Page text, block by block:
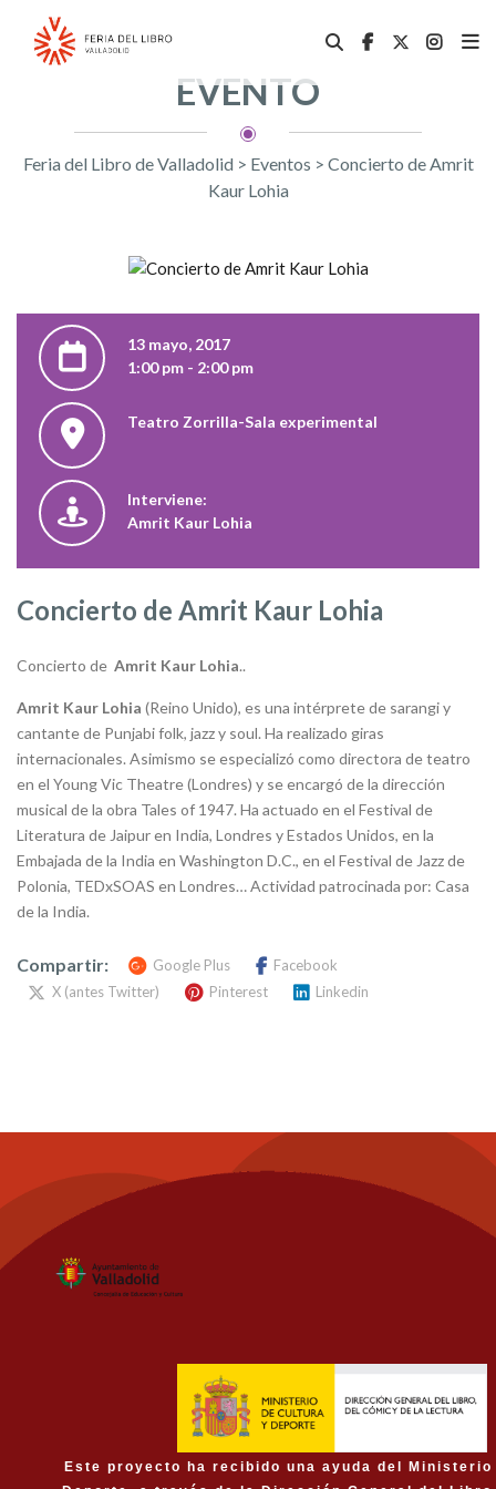
EVENTO
Feria del Libro de Valladolid > Eventos > Concierto de Amrit
Kaur Lohia
13 mayo, 2017
1:00 pm - 2:00 pm
Teatro Zorrilla-Sala experimental
Interviene:
Amrit Kaur Lohia
Concierto de Amrit Kaur Lohia
Concierto de Amrit Kaur Lohia..
Amrit Kaur Lohia (Reino Unido), es una intérprete de sarangi y
cantante de Punjabi folk, jazz y soul. Ha realizado giras
internacionales. Asimismo se especializó como directora de teatro
en el Young Vic Theatre (Londres) y se encargó de la dirección
musical de la obra Tales of 1947. Ha actuado en el Festival de
Literatura de Jaipur en India, Londres y Estados Unidos, en la
Embajada de la India en Washington D.C., en el Festival de Jazz de
Polonia, TEDxSOAS en Londres… Actividad patrocinada por: Casa
de la India.
Compartir: Google Plus
Facebook
X (antes Twitter)
Pinterest Linkedin
Este proyecto ha recibido una ayuda del